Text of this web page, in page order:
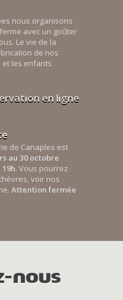
nous organisons
avec un goûter
Le vie de la
de nos
et les enfants
en ligne
de Canaples est
au 30 octobre
. Vous pourrez
voir nos
Attention fermée
nous